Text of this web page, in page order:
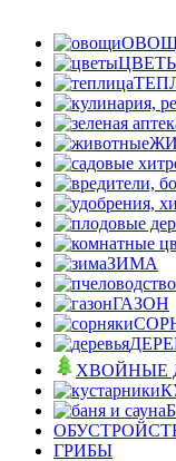
ЗИМА
ГАЗОН
ХВОЙНЫЕ
ГРИБЫ